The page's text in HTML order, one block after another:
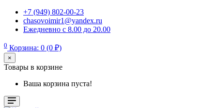
+7 (949) 802-00-23
chasovoimir1@yandex.ru
Ежедневно с 8.00 до 20.00
0 Корзина: 0 (0 ₽)
×
Товары в корзине
Ваша корзина пуста!